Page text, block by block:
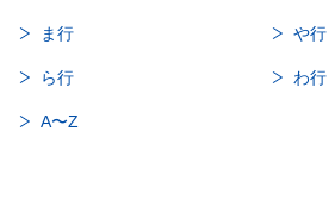
ま行 や行
ら行 わ行
A〜Z